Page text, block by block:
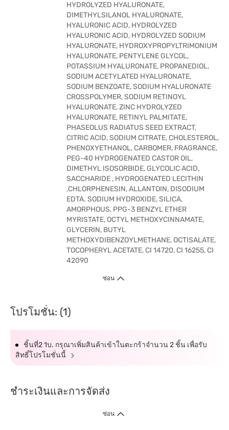
HYDROLYZED HYALURONATE,
DIMETHYLSILANOL HYALURONATE,
HYALURONIC ACID, HYDROLYZED
HYALURONIC ACID, HYDROLYZED SODIUM
HYALURONATE, HYDROXYPROPYLTRIMONIUM
HYALURONATE, PENTYLENE GLYCOL,
POTASSIUM HYALURONATE, PROPANEDIOL,
SODIUM ACETYLATED HYALURONATE,
SODIUM BENZOATE, SODIUM HYALURONATE
CROSSPOLYMER, SODIUM RETINOYL
HYALURONATE, ZINC HYDROLYZED
HYALURONATE, RETINYL PALMITATE,
PHASEOLUS RADIATUS SEED EXTRACT,
CITRIC ACID, SODIUM CITRATE, CHOLESTEROL,
PHENOXYETHANOL, CARBOMER, FRAGRANCE,
PEG-40 HYDROGENATED CASTOR OIL,
DIMETHYL ISOSORBIDE, GLYCOLIC ACID,
SACCHARIDE , HYDROGENATED LECITHIN
,CHLORPHENESIN, ALLANTOIN, DISODIUM
EDTA. SODIUM HYDROXIDE, SILICA,
AMORPHOUS, PPG-3 BENZYL ETHER
MYRISTATE, OCTYL METHOXYCINNAMATE,
GLYCERIN, BUTYL
METHOXYDIBENZOYLMETHANE, OCTISALATE,
TOCOPHERYL ACETATE, CI 14720, CI 16255, CI
42090
ซ่อน
โปรโมชั่น: (1)
ชิ้นที่2 1บ. กรุณาเพิ่มสินค้าเข้าในตะกร้าจำนวน 2 ชิ้น เพื่อรับ
สิทธิ์โปรโมชั่นนี้
ชำระเงินและการจัดส่ง
ซ่อน